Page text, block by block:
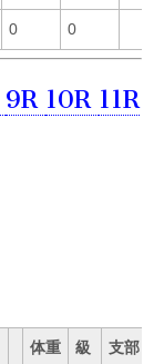
0 0
9R 10R 11R
体重 級 支部